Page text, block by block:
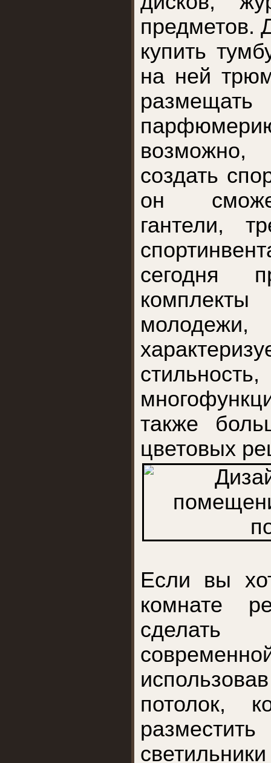
предметов.
купить
на ней
создать
он
гантели,
сегодня
стильность,
также
цветовых
Если вы
комнате
сделать
потолок,